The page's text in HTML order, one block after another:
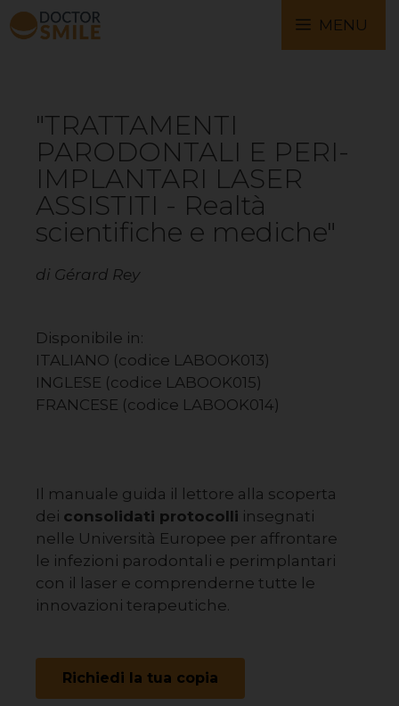
MENU
"TRATTAMENTI
PARODONTALI E PERI-
IMPLANTARI LASER
ASSISTITI - Realtà
scientifiche e mediche​​"
di Gérard Rey
Disponibile in:
ITALIANO (codice LABOOK013)
INGLESE (codice LABOOK015)
FRANCESE (codice LABOOK014)
Il manuale guida il lettore alla scoperta
dei consolidati protocolli insegnati
nelle Università Europee per affrontare
le infezioni parodontali e perimplantari
con il laser e comprenderne tutte le
innovazioni terapeutiche.
Richiedi la tua copia